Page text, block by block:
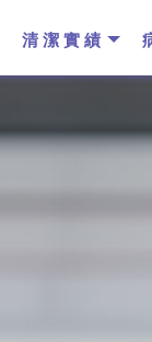
清潔實績